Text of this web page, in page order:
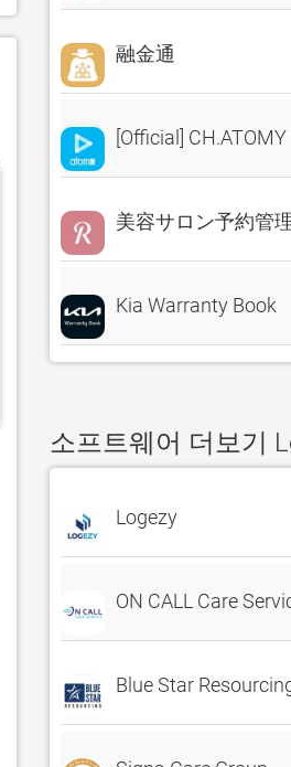
融金通
[Official] CH.ATOMY
美容サロン予約管
Kia Warranty Book
소프트웨어 더보기
Logezy
ON CALL Care
Blue Star